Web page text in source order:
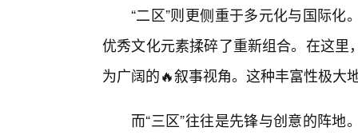
“二区”则更侧重于多元化与国际
优秀文化元素揉碎了重新组合。在这
为广阔的🔥叙事视角。这种丰富性极大
而“三区”往往是先锋与创意的阵